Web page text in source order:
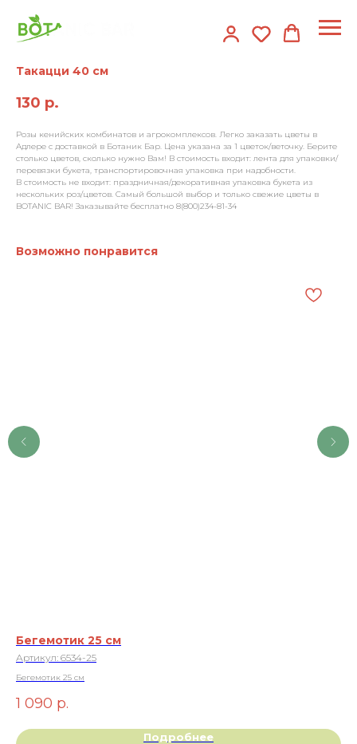
Такацци 40 см
130 р.
Розы кенийских комбинатов и агрокомплексов. Легко заказать цветы в
Адлере с доставкой в Ботаник Бар. Цена указана за 1 цветок/веточку. Берите
столько цветов, сколько нужно Вам! В стоимость входит: лента для упаковки/
перевязки букета, транспортировочная упаковка при надобности.
В стоимость не входит: праздничная/декоративная упаковка букета из
нескольких роз/цветов. Самый большой выбор и только свежие цветы в
BOTANIC BAR! Заказывайте бесплатно 8(800)234-81-34
Возможно понравится
Бегемотик 25 см
Артикул: 6534-25
Бегемотик 25 см
1 090 р.
Подробнее